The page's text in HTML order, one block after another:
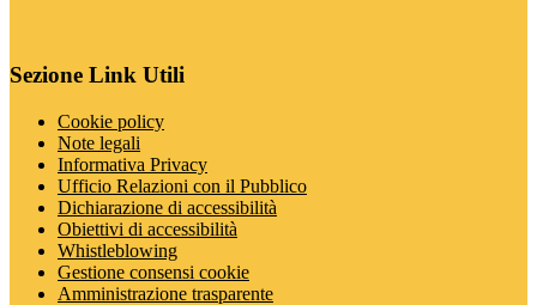
Sezione Link Utili
Cookie policy
Note legali
Informativa Privacy
Ufficio Relazioni con il Pubblico
Dichiarazione di accessibilità
Obiettivi di accessibilità
Whistleblowing
Gestione consensi cookie
Amministrazione trasparente